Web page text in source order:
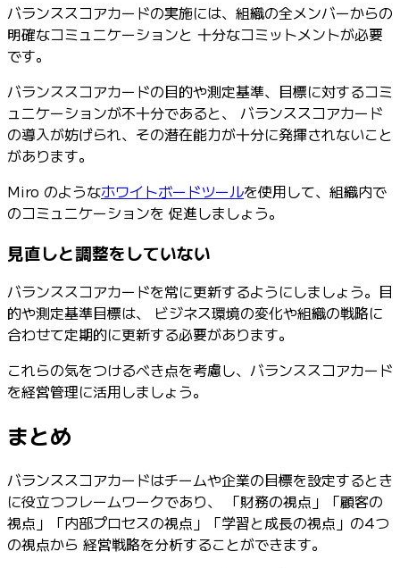
バランススコアカードの実施には、組織の全メンバーからの
明確なコミュニケーションと 十分なコミットメントが必要
です。
バランススコアカードの目的や測定基準、目標に対するコミ
ュニケーションが不十分であると、 バランススコアカード
の導入が妨げられ、その潜在能力が十分に発揮されないこと
があります。
Miro のようなホワイトボードツールを使用して、組織内で
のコミュニケーションを 促進しましょう。
見直しと調整をしていない
バランススコアカードを常に更新するようにしましょう。目
的や測定基準目標は、 ビジネス環境の変化や組織の戦略に
合わせて定期的に更新する必要があります。
これらの気をつけるべき点を考慮し、バランススコアカード
を経営管理に活用しましょう。
まとめ
バランススコアカードはチームや企業の目標を設定するとき
に役立つフレームワークであり、 「財務の視点」「顧客の
視点」「内部プロセスの視点」「学習と成長の視点」の4つ
の視点から 経営戦略を分析することができます。